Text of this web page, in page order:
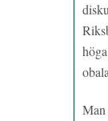
Man